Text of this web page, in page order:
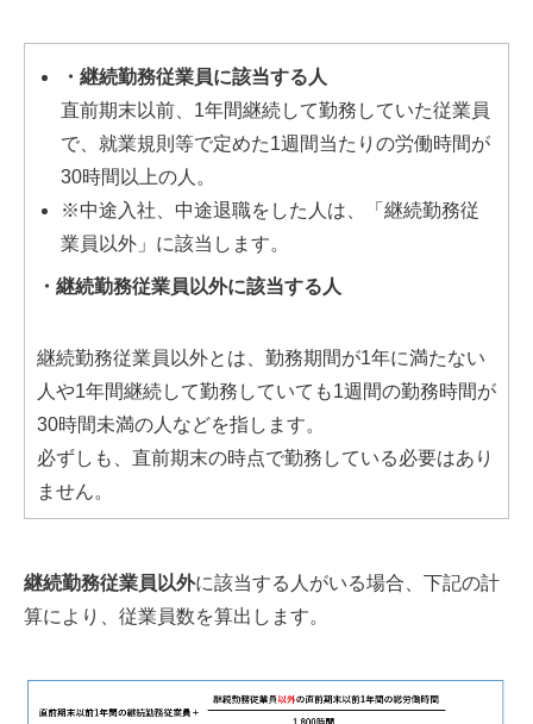
・継続勤務従業員に該当する人
直前期末以前、1年間継続して勤務していた従業員
で、就業規則等で定めた1週間当たりの労働時間が
30時間以上の人。
※中途入社、中途退職をした人は、「継続勤務従
業員以外」に該当します。
・継続勤務従業員以外に該当する人
継続勤務従業員以外とは、勤務期間が1年に満たない
人や1年間継続して勤務していても1週間の勤務時間が
30時間未満の人などを指します。
必ずしも、直前期末の時点で勤務している必要はあり
ません。
継続勤務従業員以外に該当する人がいる場合、下記の計
算により、従業員数を算出します。